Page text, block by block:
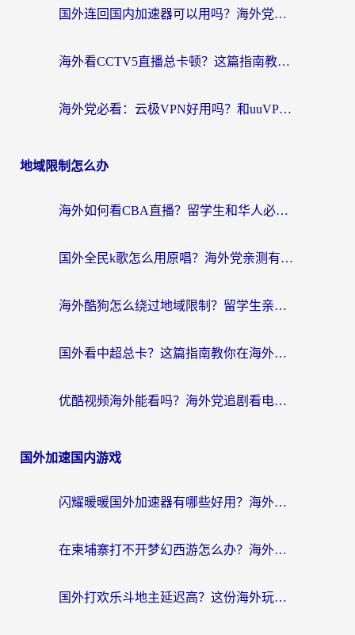
国外连回国内加速器可以用吗？海外党亲测实用指南，解决追剧游戏卡顿难题
海外看CCTV5直播总卡顿？这篇指南教你选对回国加速器，无缝刷国内资源
海外党必看：云极VPN好用吗？和uuVPN对比哪个回国效果更好？附真实体验+避坑指南
地域限制怎么办
海外如何看CBA直播？留学生和华人必看的无卡顿观赛指南
国外全民k歌怎么用原唱？海外党亲测有效的回国加速解决方案
海外酷狗怎么绕过地域限制？留学生亲测有效的回国加速器选择指南
国外看中超总卡？这篇指南教你在海外流畅看体育赛事+中文解说（附避坑技巧）
优酷视频海外能看吗？海外党追剧看电影的终极解决方案来了
国外加速国内游戏
闪耀暖暖国外加速器有哪些好用？海外党亲测的国服游戏加速终极指南
在柬埔寨打不开梦幻西游怎么办？海外玩家国服游戏加速终极指南
国外打欢乐斗地主延迟高？这份海外玩家国服游戏加速指南帮你解决卡顿烦恼